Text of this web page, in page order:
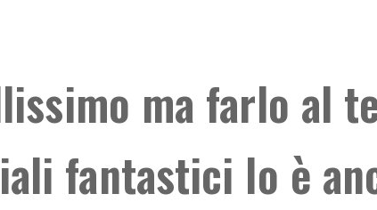
ma farlo al
fantastici lo è